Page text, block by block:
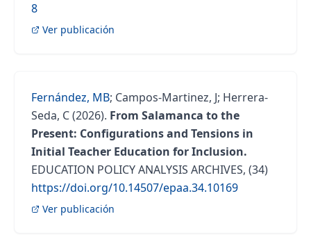
8
Ver publicación
Fernández, MB; Campos-Martinez, J; Herrera-
Seda, C(2026). From Salamanca to the
Present: Configurations and Tensions in
Initial Teacher Education for Inclusion.
EDUCATION POLICY ANALYSIS ARCHIVES, (34)
https://doi.org/10.14507/epaa.34.10169
Ver publicación